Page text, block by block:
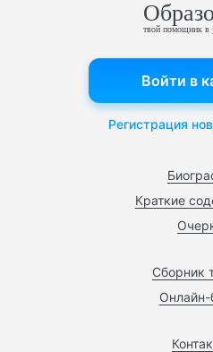
твой помощник в
Краткие
Сборник
Онлайн-
Войти в
Регистрация